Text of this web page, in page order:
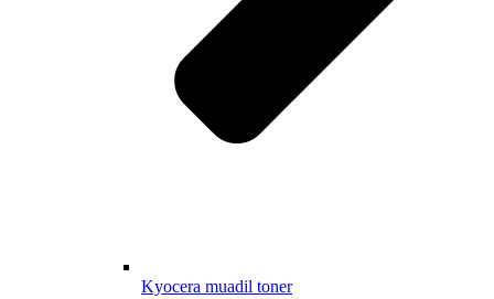
Kyocera muadil toner